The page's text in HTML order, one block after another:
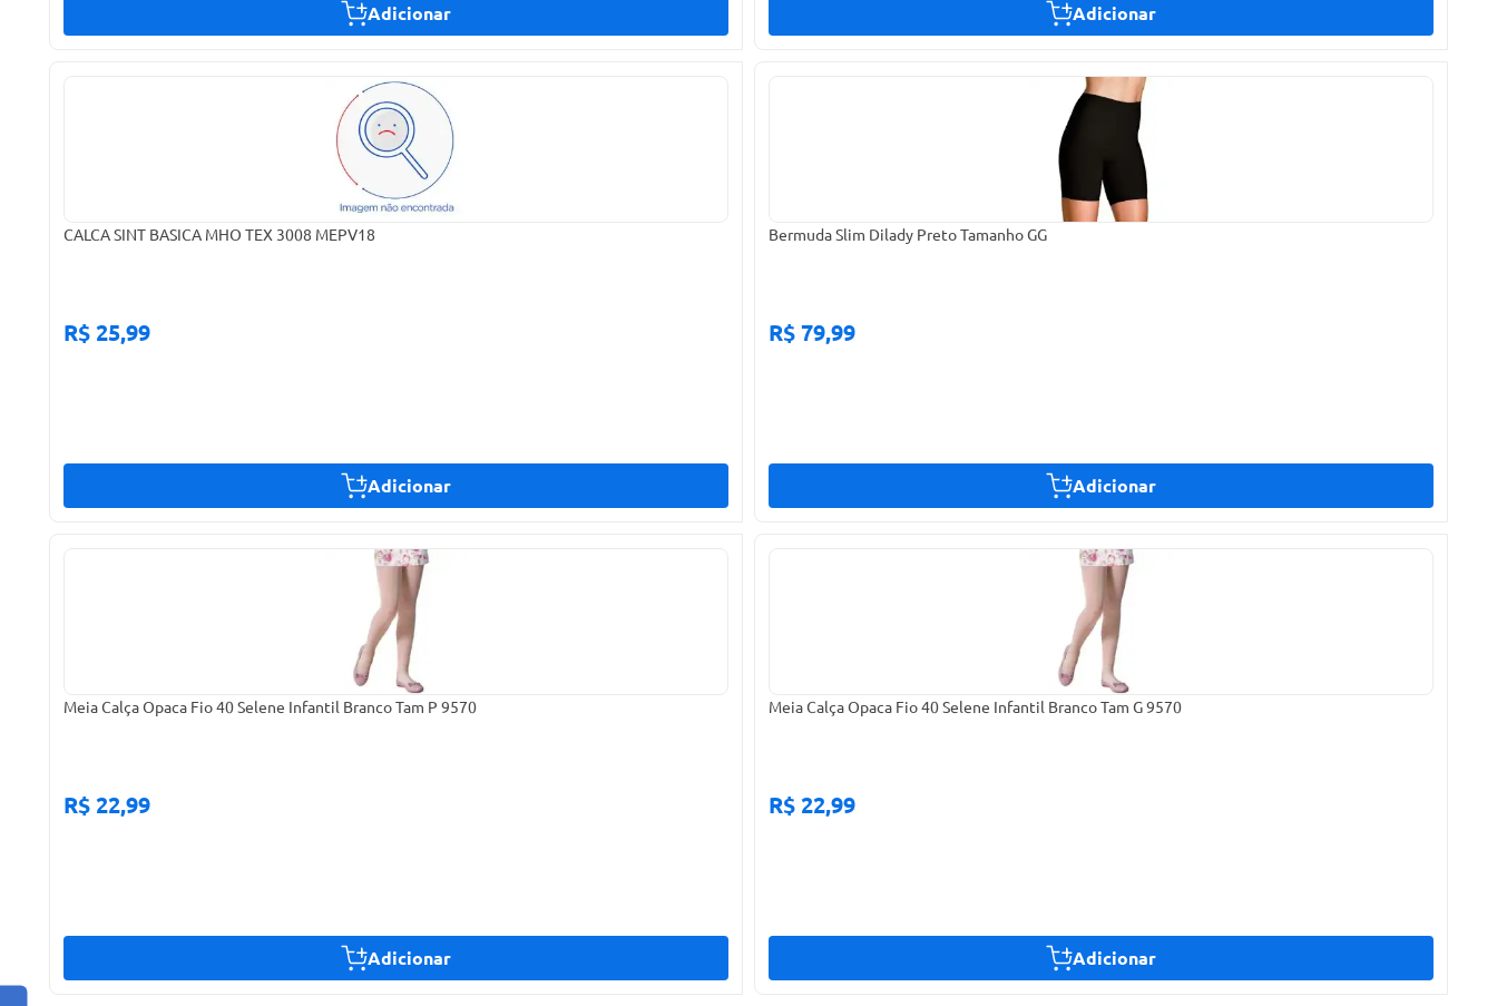
Adicionar Adicionar
CALCA SINT BASICA MHO TEX 3008 MEPV18
R$ 25,99
Adicionar
Bermuda Slim Dilady Preto Tamanho GG
R$ 79,99
Adicionar
Meia Calça Opaca Fio 40 Selene Infantil Branco Tam P 9570
R$ 22,99
Adicionar
Meia Calça Opaca Fio 40 Selene Infantil Branco Tam G 9570
R$ 22,99
Adicionar